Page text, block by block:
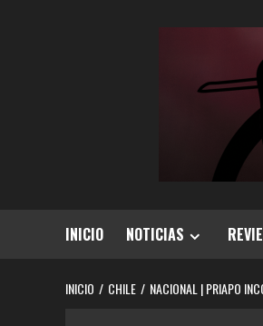
INICIO NOTICIAS
INICIO CHILE NACIONAL | PRIAPO